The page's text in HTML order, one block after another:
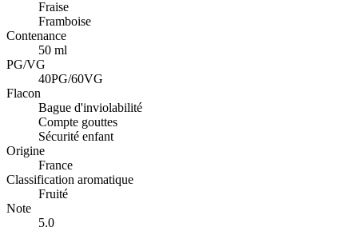
Fraise
Framboise
Contenance
50 ml
PG/VG
40PG/60VG
Flacon
Bague d'inviolabilité
Compte gouttes
Sécurité enfant
Origine
France
Classification aromatique
Fruité
Note
5.0